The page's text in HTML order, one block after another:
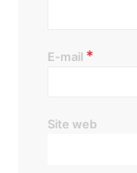
E-mail *
Site web